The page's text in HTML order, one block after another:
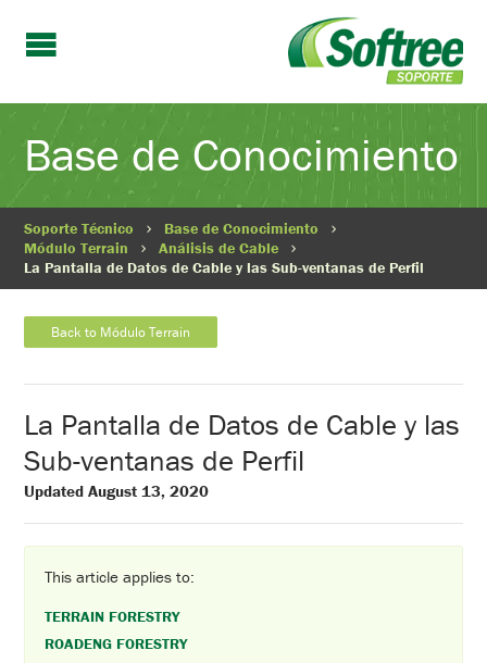
Base de Conocimiento
Soporte Técnico
Base de Conocimiento
Módulo Terrain
Análisis de Cable
La Pantalla de Datos de Cable y las Sub-ventanas de Perfil
Back to Módulo Terrain
La Pantalla de Datos de Cable y las
Sub-ventanas de Perfil
Updated August 13, 2020
This article applies to:
TERRAIN FORESTRY
ROADENG FORESTRY